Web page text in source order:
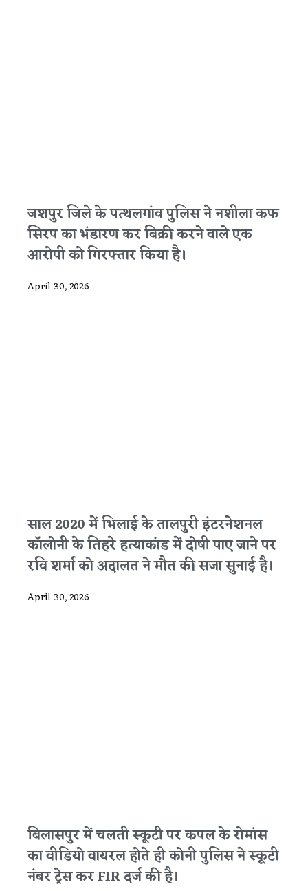
जशपुर जिले के पत्थलगांव पुलिस ने नशीला कफ
सिरप का भंडारण कर बिक्री करने वाले एक
आरोपी को गिरफ्तार किया है।
April 30, 2026
साल 2020 में भिलाई के तालपुरी इंटरनेशनल
कॉलोनी के तिहरे हत्याकांड में दोषी पाए जाने पर
रवि शर्मा को अदालत ने मौत की सजा सुनाई है।
April 30, 2026
बिलासपुर में चलती स्कूटी पर कपल के रोमांस
का वीडियो वायरल होते ही कोनी पुलिस ने स्कूटी
नंबर ट्रेस कर FIR दर्ज की है।